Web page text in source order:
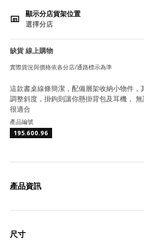
顯示分店貨架位置
選擇分店
缺貨 線上購物
實際貨況與價格依各分店/通路標示為準
這款書桌線條簡潔，配備層架收納小物件，
調整斜度，掛鉤則讓你懸掛背包及耳機，
很適合
產品編號
195.600.96
產品資訊
尺寸